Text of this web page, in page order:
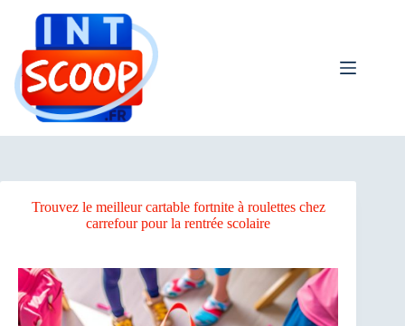
Trouvez le meilleur cartable fortnite à roulettes chez
carrefour pour la rentrée scolaire